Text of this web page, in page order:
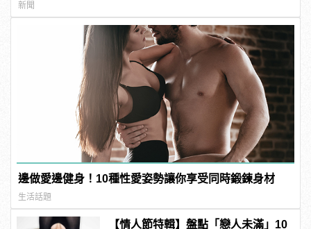
新聞
邊做愛邊健身！10種性愛姿勢讓你享受同時鍛鍊身材
生活話題
【情人節特輯】盤點「戀人未滿」10